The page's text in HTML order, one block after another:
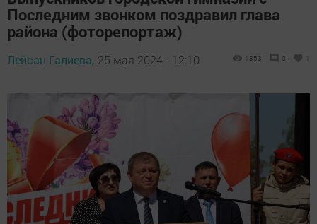
Последним звонком поздравил глава
района (фоторепортаж)
Лейсан Галиева, 25 мая 2024 - 12:10 1353 0 1